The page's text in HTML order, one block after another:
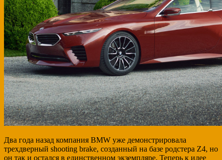
Два года назад компания BMW уже демонстрировала
трехдверный shooting brake, созданный на базе родстера Z4, но
он так и остался в единственном экземпляре. Теперь к идее